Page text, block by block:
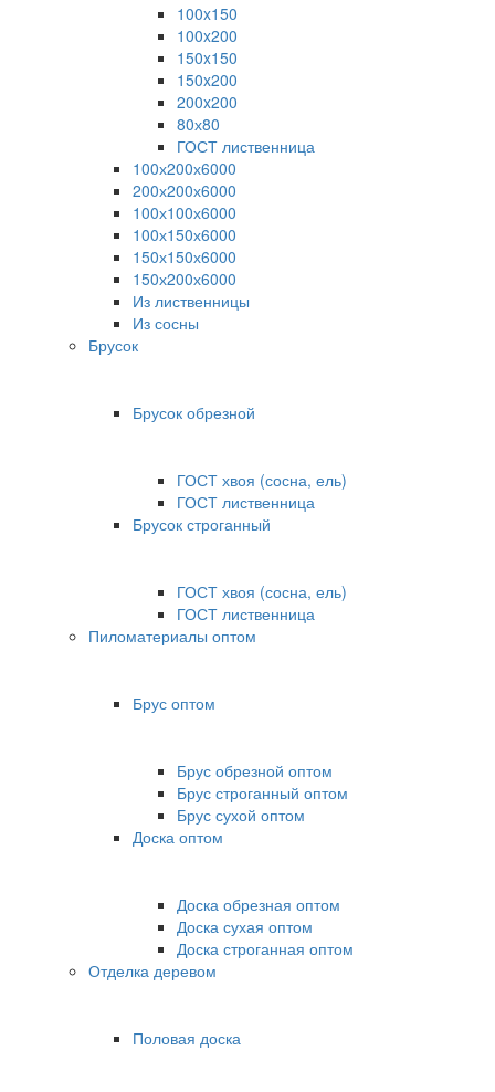
100x150
100x200
150x150
150x200
200x200
80х80
ГОСТ лиственница
100х200х6000
200х200х6000
100х100х6000
100х150х6000
150х150х6000
150х200х6000
Из лиственницы
Из сосны
Брусок
Брусок обрезной
ГОСТ хвоя (сосна, ель)
ГОСТ лиственница
Брусок строганный
ГОСТ хвоя (сосна, ель)
ГОСТ лиственница
Пиломатериалы оптом
Брус оптом
Брус обрезной оптом
Брус строганный оптом
Брус сухой оптом
Доска оптом
Доска обрезная оптом
Доска сухая оптом
Доска строганная оптом
Отделка деревом
Половая доска